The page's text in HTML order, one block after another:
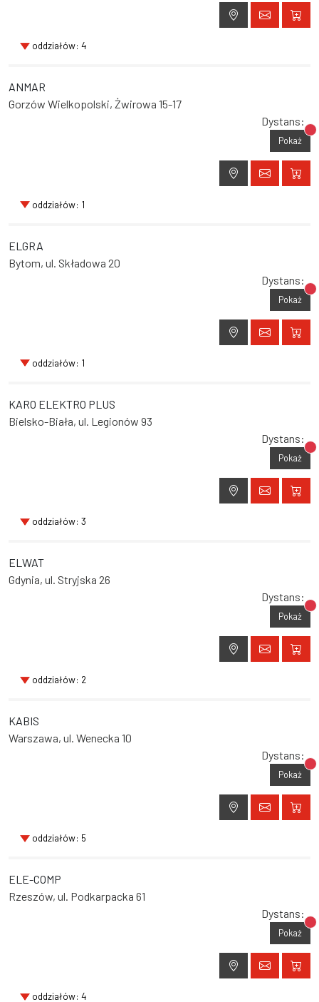
oddziałów: 4
ANMAR
Gorzów Wielkopolski, Żwirowa 15-17
Dystans:
Pokaż
oddziałów: 1
ELGRA
Bytom, ul. Składowa 20
Dystans:
Pokaż
oddziałów: 1
KARO ELEKTRO PLUS
Bielsko-Biała, ul. Legionów 93
Dystans:
Pokaż
oddziałów: 3
ELWAT
Gdynia, ul. Stryjska 26
Dystans:
Pokaż
oddziałów: 2
KABIS
Warszawa, ul. Wenecka 10
Dystans:
Pokaż
oddziałów: 5
ELE-COMP
Rzeszów, ul. Podkarpacka 61
Dystans:
Pokaż
oddziałów: 4